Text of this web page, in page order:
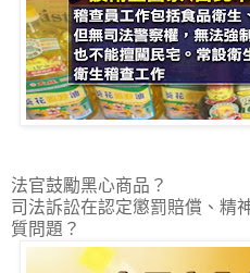
法官鼓勵黑心商品？
司法訴訟在認定懲罰賠償、精
質問題？